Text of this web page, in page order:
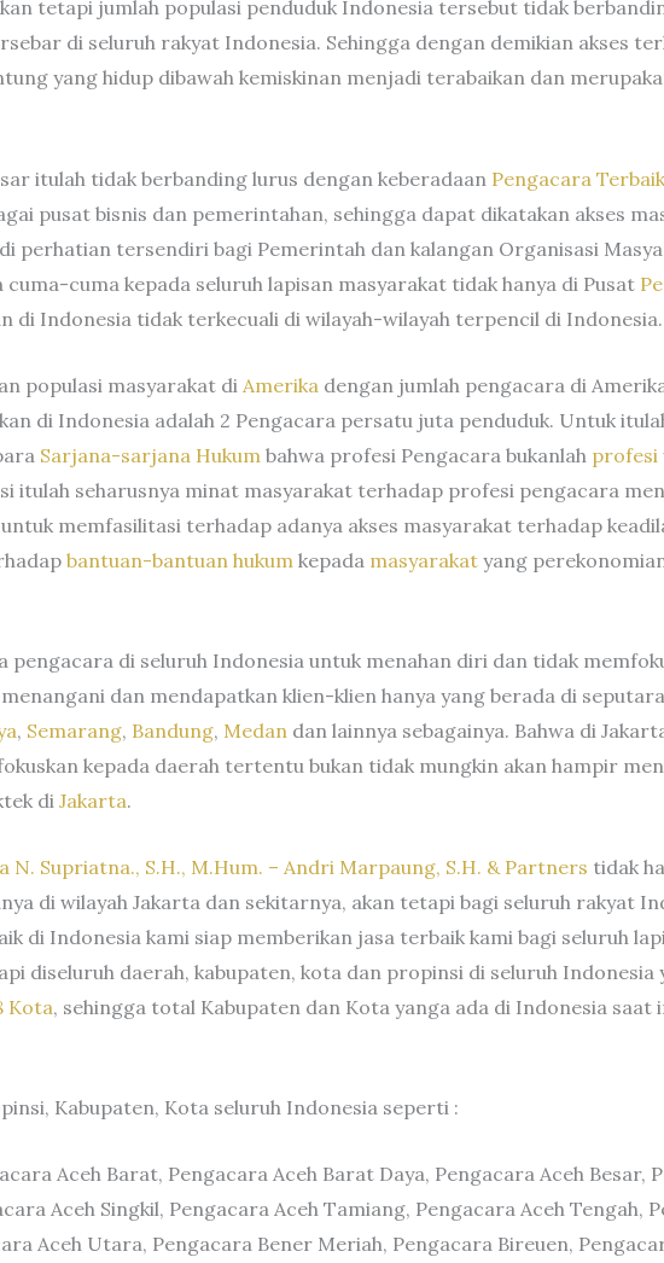
tetapi jumlah populasi penduduk Indonesia tersebut tidak
di seluruh rakyat Indonesia. Sehingga dengan demikian akses
yang hidup dibawah kemiskinan menjadi terabaikan dan
itulah tidak berbanding lurus dengan keberadaan Pengacara Terbaik
pusat bisnis dan pemerintahan, sehingga dapat dikatakan akses
perhatian tersendiri bagi Pemerintah dan kalangan Organisasi
cuma kepada seluruh lapisan masyarakat tidak hanya di Pusat
di Indonesia tidak terkecuali di wilayah-wilayah terpencil di Indonesia.
populasi masyarakat di Amerika dengan jumlah pengacara di
di Indonesia adalah 2 Pengacara persatu juta penduduk. Untuk
Sarjana-sarjana Hukum bahwa profesi Pengacara bukanlah profesi
itulah seharusnya minat masyarakat terhadap profesi pengacara
memfasilitasi terhadap adanya akses masyarakat terhadap
bantuan-bantuan hukum kepada masyarakatyang
pengacara di seluruh Indonesia untuk menahan diri dan tidak
dan mendapatkan klien-klien hanya yang berada di
, Semarang, Bandung, Medandan lainnya sebagainya. Bahwa di
kepada daerah tertentu bukan tidak mungkin akan hampir
di Jakarta.
N. Supriatna., S.H., M.Hum. – Andri Marpaung, S.H. & Partners tidak
di wilayah Jakarta dan sekitarnya, akan tetapi bagi seluruh rakyat
di Indonesia kami siap memberikan jasa terbaik kami bagi seluruh
diseluruh daerah, kabupaten, kota dan propinsi di seluruh
Kota, sehingga total Kabupaten dan Kota yanga ada di Indonesia saat
Kabupaten, Kota seluruh Indonesia seperti :
Aceh Barat, Pengacara Aceh Barat Daya, Pengacara Aceh Besar,
Aceh Singkil, Pengacara Aceh Tamiang, Pengacara Aceh Tengah,
Aceh Utara, Pengacara Bener Meriah, Pengacara Bireuen,